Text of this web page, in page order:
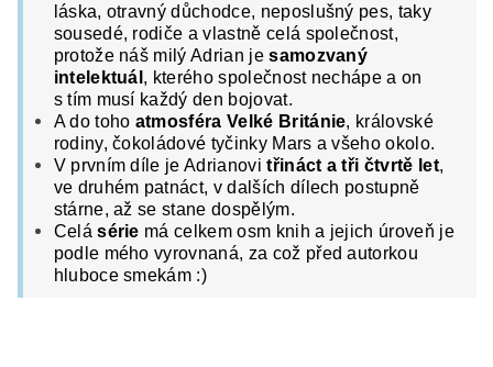
láska, otravný důchodce, neposlušný pes, taky
sousedé, rodiče a vlastně celá společnost,
protože náš milý Adrian jesamozvaný
intelektuál , kterého společnost nechápe a on
s tím musí každý den bojovat.
A do toho atmosféra Velké Británie, královské
rodiny, čokoládové tyčinky Mars a všeho okolo.
V prvním díle je Adrianovitřináct a tři čtvrtě let,
ve druhém patnáct, v dalších dílech postupně
stárne, až se stane dospělým.
Celásérie má celkem osm knih a jejich úroveň je
podle mého vyrovnaná, za což před autorkou
hluboce smekám :)